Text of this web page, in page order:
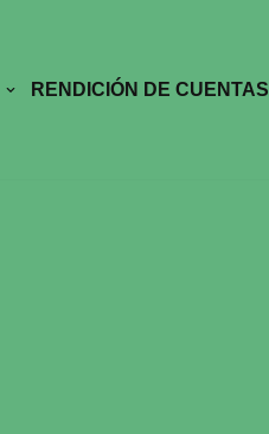
RENDICIÓN DE CUENTAS